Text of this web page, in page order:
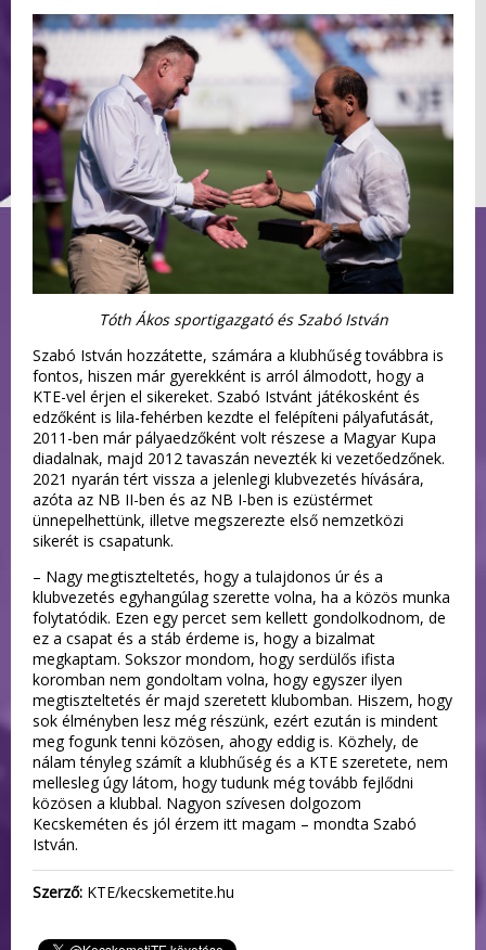
Tóth Ákos sportigazgató és Szabó István
Szabó István hozzátette, számára a klubhűség továbbra is
fontos, hiszen már gyerekként is arról álmodott, hogy a
KTE-vel érjen el sikereket. Szabó Istvánt játékosként és
edzőként is lila-fehérben kezdte el felépíteni pályafutását,
2011-ben már pályaedzőként volt részese a Magyar Kupa
diadalnak, majd 2012 tavaszán nevezték ki vezetőedzőnek.
2021 nyarán tért vissza a jelenlegi klubvezetés hívására,
azóta az NB II-ben és az NB I-ben is ezüstérmet
ünnepelhettünk, illetve megszerezte első nemzetközi
sikerét is csapatunk.
– Nagy megtiszteltetés, hogy a tulajdonos úr és a
klubvezetés egyhangúlag szerette volna, ha a közös munka
folytatódik. Ezen egy percet sem kellett gondolkodnom, de
ez a csapat és a stáb érdeme is, hogy a bizalmat
megkaptam. Sokszor mondom, hogy serdülős ifista
koromban nem gondoltam volna, hogy egyszer ilyen
megtiszteltetés ér majd szeretett klubomban. Hiszem, hogy
sok élményben lesz még részünk, ezért ezután is mindent
meg fogunk tenni közösen, ahogy eddig is. Közhely, de
nálam tényleg számít a klubhűség és a KTE szeretete, nem
mellesleg úgy látom, hogy tudunk még tovább fejlődni
közösen a klubbal. Nagyon szívesen dolgozom
Kecskeméten és jól érzem itt magam – mondta Szabó
István.
Szerző: KTE/kecskemetite.hu